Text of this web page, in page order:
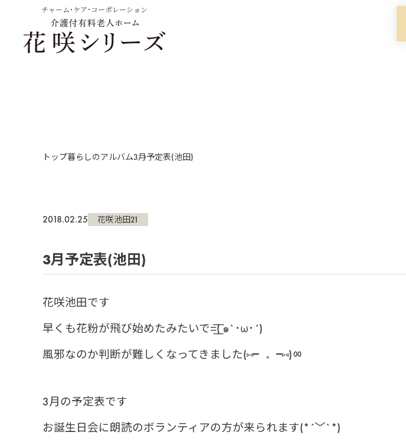
チャーム・ケア・コーポレーション
トップ暮らしのアルバム3月予定表(池田)
2018.02.25 花咲池田21
3月予定表(池田)
花咲池田です
早くも花粉が飛び始めたみたいで=͟͟͞͞( ๑`･ω･´)
風邪なのか判断が難しくなってきました(⑅╸▵╺⑅)ㆀ
3月の予定表です
お誕生日会に朗読のボランティアの方が来られます(*´﹀`*)